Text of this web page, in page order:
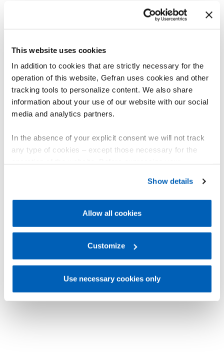
This website uses cookies
In addition to cookies that are strictly necessary for the
operation of this website, Gefran uses cookies and other
tracking tools to personalize content. We also share
information about your use of our website with our social
media and analytics partners.
In the absence of your explicit consent we will not track
any type of cookies – except those necessary for the
Gefran - Cookie
policy.
regarding processing of personal data, at the following
Gefran - Privacy Policy.
Show details
Allow all cookies
Customize
Use necessary cookies only
您可能会感兴趣
通用
了解更多
氧化镁 - 通用
了解更